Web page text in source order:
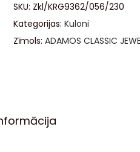
SKU: Zkl/KRG9362/056/230
Kategorijas: Kuloni
Zīmols: ADAMOS CLASSIC